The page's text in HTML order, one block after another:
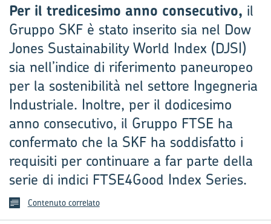
Per il tredicesimo anno consecutivo, il
Gruppo SKF è stato inserito sia nel Dow
Jones Sustainability World Index (DJSI)
sia nell’indice di riferimento paneuropeo
per la sostenibilità nel settore Ingegneria
Industriale. Inoltre, per il dodicesimo
anno consecutivo, il Gruppo FTSE ha
confermato che la SKF ha soddisfatto i
requisiti per continuare a far parte della
serie di indici FTSE4Good Index Series.
Contenuto correlato